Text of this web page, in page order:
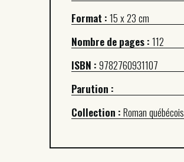
Format :15 x 23 cm
Nombre de pages :112
ISBN :9782760931107
Parution :
Collection :Roman québécois